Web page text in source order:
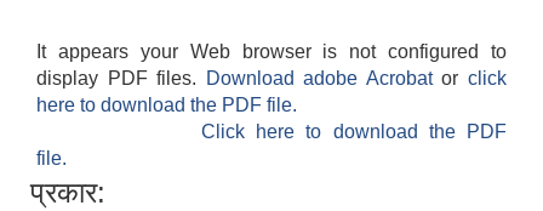
It appears your Web browser is not configured to
display PDF files.
Download adobe Acrobatorclick
here to download the PDF file.
Click here to download the PDF
file.
प्रकार: